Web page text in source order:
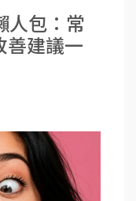
人包：常
善建議一